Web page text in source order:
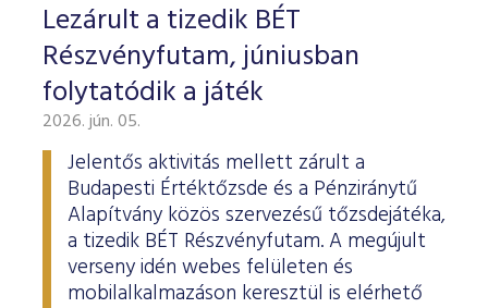
Lezárult a tizedik BÉT
Részvényfutam, júniusban
folytatódik a játék
2026. jún. 05.
Jelentős aktivitás mellett zárult a
Budapesti Értéktőzsde és a Pénziránytű
Alapítvány közös szervezésű tőzsdejátéka,
a tizedik BÉT Részvényfutam. A megújult
verseny idén webes felületen és
mobilalkalmazáson keresztül is elérhető